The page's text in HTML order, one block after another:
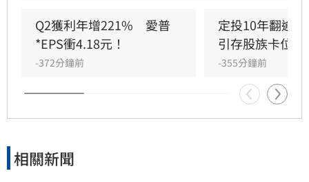
MSCI金融(0055)、統一台灣高息動能(00939)、
永豐優息存股(00907)、FT臺灣永續高息
(00961)，及凱基優選30(00938)；無獨有偶，能
在台股修正之際，逆勢突圍的ETF，皆有高含
「金」量，元大MSCI金融(0055)、國泰股利精選
30(00701)、凱基優選30(00938)、統一台灣高息
台灣精選高息(00919)就各有逾5成的金融權重，
Q2獲利年增221%　愛普
*EPS衝4.18元！
-372分鐘前
定投10年翻逾5
引存股族卡位！
-355分鐘前
相關新聞